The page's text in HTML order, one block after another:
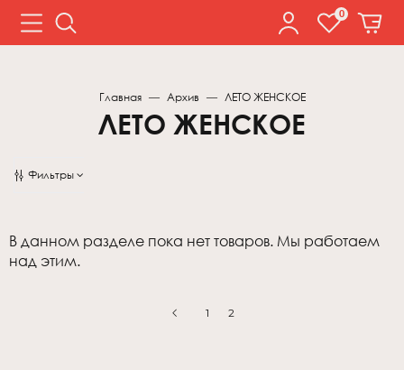
0
Главная Архив ЛЕТО ЖЕНСКОЕ
ЛЕТО ЖЕНСКОЕ
Фильтры
Цвет
Ростовка
В данном разделе пока нет товаров. Мы работаем
над этим.
1 2